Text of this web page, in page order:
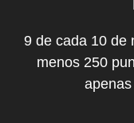
9 de cada 10 de
menos 250